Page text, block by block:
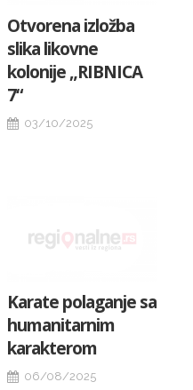
Otvorena izložba
slika likovne
kolonije „RIBNICA
7“
03/10/2025
Karate polaganje sa
humanitarnim
karakterom
06/08/2025